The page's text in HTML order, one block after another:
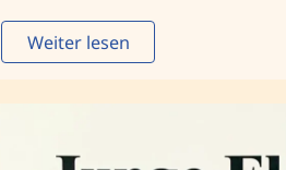
Weiter lesen